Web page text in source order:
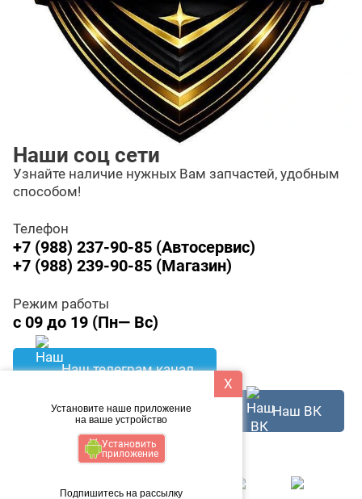
Наши соц сети
Узнайте наличие нужных Вам запчастей, удобным
способом!
Телефон
+7 (988) 237-90-85 (Автосервис)
+7 (988) 239-90-85 (Магазин)
Режим работы
с 09 до 19 (Пн— Вс)
Наш телеграм канал
Написать в WhatsApp Наш ВК
Способ оплаты
X
Установите наше приложение
на ваше устройство
Установить
приложение
Подпишитесь на рассылку